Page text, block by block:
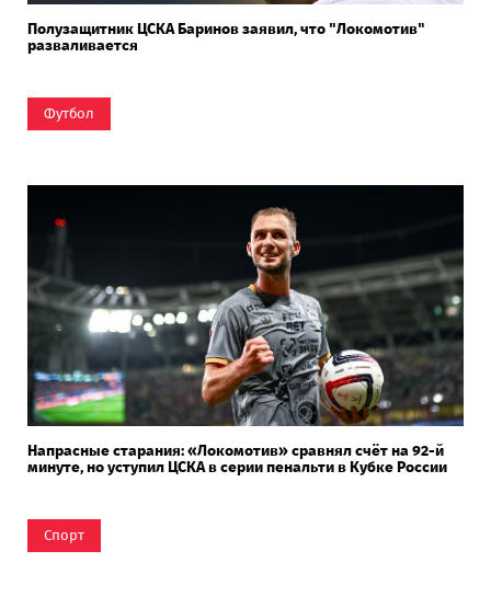
Полузащитник ЦСКА Баринов заявил, что "Локомотив"
разваливается
Футбол
Напрасные старания: «Локомотив» сравнял счёт на 92-й
минуте, но уступил ЦСКА в серии пенальти в Кубке России
Спорт